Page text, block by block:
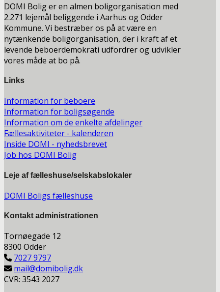
DOMI Bolig er en almen boligorganisation med
2.271 lejemål beliggende i Aarhus og Odder
Kommune. Vi bestræber os på at være en
nytænkende boligorganisation, der i kraft af et
levende beboerdemokrati udfordrer og udvikler
vores måde at bo på.
Links
Information for beboere
Information for boligsøgende
Information om de enkelte afdelinger
Fællesaktiviteter - kalenderen
Inside DOMI - nyhedsbrevet
Job hos DOMI Bolig
Leje af fælleshuse/selskabslokaler
DOMI Boligs fælleshuse
Kontakt administrationen
Tornøegade 12
8300 Odder
7027 9797
mail@domibolig.dk
CVR: 3543 2027